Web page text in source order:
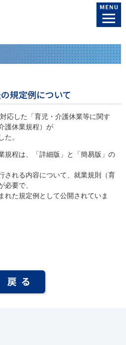
規定例について
応した「育児・介護休業等に関す
護休業規程）が
た。
規程は、「詳細版」と「簡易版」の
される内容について、就業規則（育
必要で、
れた規定例として公開されていま